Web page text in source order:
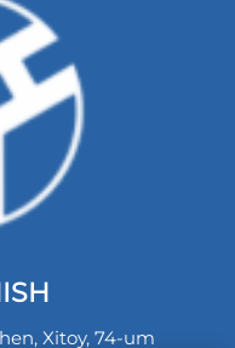
Xitoy, 74-um